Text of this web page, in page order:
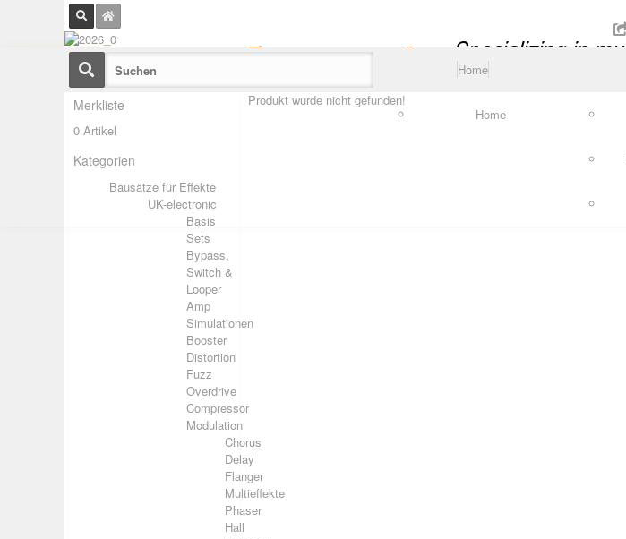
Home
Home
Produkt wurde nicht gefunden!
Merkliste
0 Artikel
Kategorien
Bausätze für Effekte
UK-electronic
Basis
Sets
Bypass,
Switch &
Looper
Amp
Simulationen
Booster
Distortion
Fuzz
Overdrive
Compressor
Modulation
Chorus
Delay
Flanger
Multieffekte
Phaser
Hall